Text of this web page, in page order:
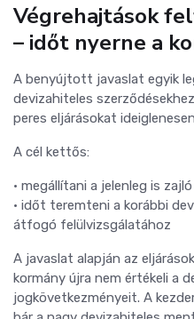
Végrehajtások
– időt nyerne a
A benyújtott javaslat egyik
devizahiteles
peres eljárásokat
A cél kettős:
• megállítani a jelenleg is
• időt teremteni a korábbi
átfogó felülvizsgálatához
A javaslat alapján az
kormány újra nem értékeli a
jogkövetkezményeit. A